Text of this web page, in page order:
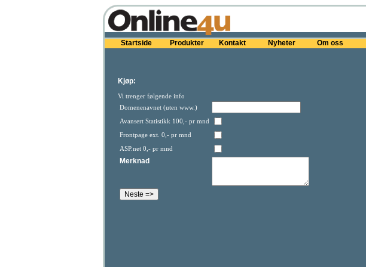
Kjøp:
Vi trenger følgende info
Domenenavnet (uten www.)
Avansert Statistikk 100,- pr mnd
Frontpage ext. 0,- pr mnd
ASP.net 0,- pr mnd
Merknad
Startside Produkter Kontakt Nyheter Om oss